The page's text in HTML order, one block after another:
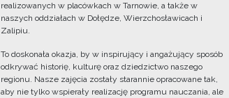
realizowanych w placówkach w Tarnowie, a także w
naszych oddziałach w Dołędze, Wierzchosławicach i
Zalipiu.
To doskonała okazja, by w inspirujący i angażujący sposób
odkrywać historię, kulturę oraz dziedzictwo naszego
regionu. Nasze zajęcia zostały starannie opracowane tak,
aby nie tylko wspierały realizację programu nauczania, ale